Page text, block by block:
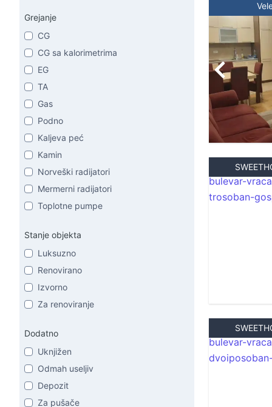
Grejanje
CG
CG sa kalorimetrima
EG
TA
Gas
Podno
Kaljeva peć
Kamin
Norveški radijatori
Mermerni radijatori
Toplotne pumpe
Stanje objekta
Luksuzno
Renovirano
Izvorno
Za renoviranje
Dodatno
Uknjižen
Odmah useljiv
Depozit
Za pušače